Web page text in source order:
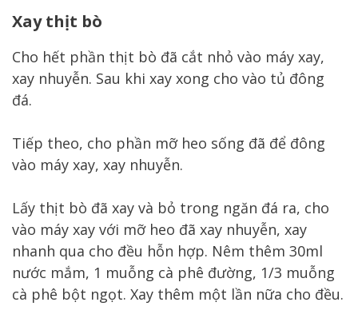
Xay thịt bò
Cho hết phần thịt bò đã cắt nhỏ vào máy xay,
xay nhuyễn. Sau khi xay xong cho vào tủ đông
đá.
Tiếp theo, cho phần mỡ heo sống đã để đông
vào máy xay, xay nhuyễn.
Lấy thịt bò đã xay và bỏ trong ngăn đá ra, cho
vào máy xay với mỡ heo đã xay nhuyễn, xay
nhanh qua cho đều hỗn hợp. Nêm thêm 30ml
nước mắm, 1 muỗng cà phê đường, 1/3 muỗng
cà phê bột ngọt. Xay thêm một lần nữa cho đều.